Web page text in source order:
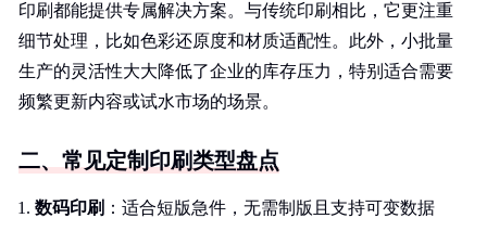
印刷都能提供专属解决方案。与传统印刷相比，它更注重
细节处理，比如色彩还原度和材质适配性。此外，小批量
生产的灵活性大大降低了企业的库存压力，特别适合需要
频繁更新内容或试水市场的场景。
二、常见定制印刷类型盘点
数码印刷 ：适合短版急件，无需制版且支持可变数据